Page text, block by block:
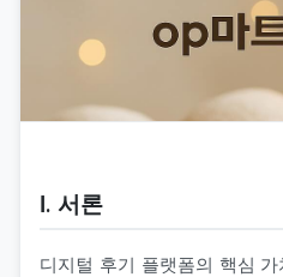
Ⅰ. 서론
디지털 후기 플랫폼의 핵심